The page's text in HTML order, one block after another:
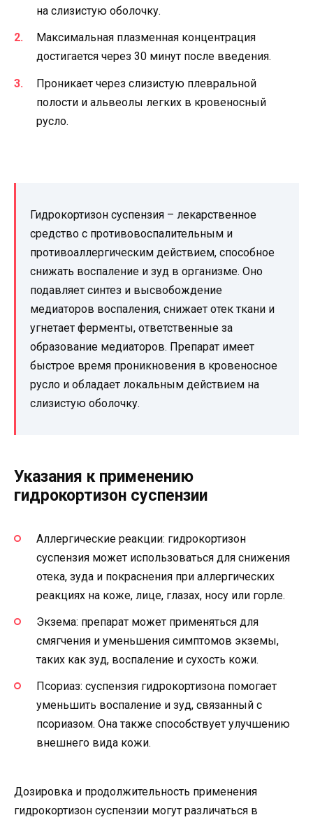
на слизистую оболочку.
Максимальная плазменная концентрация
достигается через 30 минут после введения.
Проникает через слизистую плевральной
полости и альвеолы легких в кровеносный
русло.
Гидрокортизон суспензия – лекарственное
средство с противовоспалительным и
противоаллергическим действием, способное
снижать воспаление и зуд в организме. Оно
подавляет синтез и высвобождение
медиаторов воспаления, снижает отек ткани и
угнетает ферменты, ответственные за
образование медиаторов. Препарат имеет
быстрое время проникновения в кровеносное
русло и обладает локальным действием на
слизистую оболочку.
Указания к применению
гидрокортизон суспензии
Аллергические реакции: гидрокортизон
суспензия может использоваться для снижения
отека, зуда и покраснения при аллергических
реакциях на коже, лице, глазах, носу или горле.
Экзема: препарат может применяться для
смягчения и уменьшения симптомов экземы,
таких как зуд, воспаление и сухость кожи.
Псориаз: суспензия гидрокортизона помогает
уменьшить воспаление и зуд, связанный с
псориазом. Она также способствует улучшению
внешнего вида кожи.
Дозировка и продолжительность применения
гидрокортизон суспензии могут различаться в